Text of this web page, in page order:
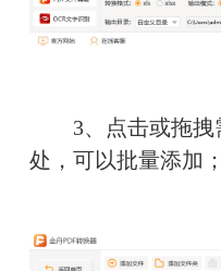
3、点击或拖拽
处，可以批量添加；